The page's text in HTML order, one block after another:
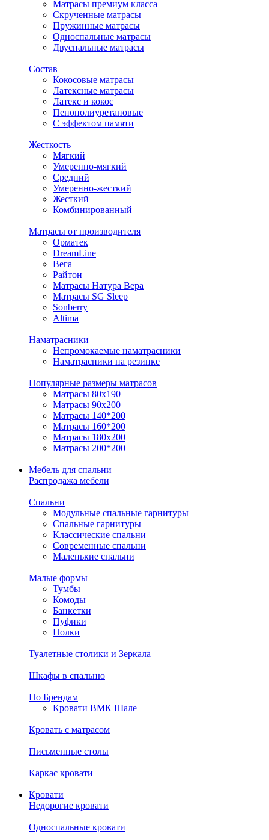
Матрасы премиум класса
Скрученные матрасы
Пружинные матрасы
Односпальные матрасы
Двуспальные матрасы
Состав
Кокосовые матрасы
Латексные матрасы
Латекс и кокос
Пенополиуретановые
С эффектом памяти
Жесткость
Мягкий
Умеренно-мягкий
Средний
Умеренно-жесткий
Жесткий
Комбинированный
Матрасы от производителя
Орматек
DreamLine
Вега
Райтон
Матрасы Натура Вера
Матрасы SG Sleep
Sonberry
Altima
Наматрасники
Непромокаемые наматрасники
Наматрасники на резинке
Популярные размеры матрасов
Матрасы 80x190
Матрасы 90x200
Матрасы 140*200
Матрасы 160*200
Матрасы 180x200
Матрасы 200*200
Мебель для спальни
Распродажа мебели
Спальни
Модульные спальные гарнитуры
Спальные гарнитуры
Классические спальни
Современные спальни
Маленькие спальни
Малые формы
Тумбы
Комоды
Банкетки
Пуфики
Полки
Туалетные столики и Зеркала
Шкафы в спальню
По Брендам
Кровати ВМК Шале
Кровать с матрасом
Письменные столы
Каркас кровати
Кровати
Недорогие кровати
Односпальные кровати